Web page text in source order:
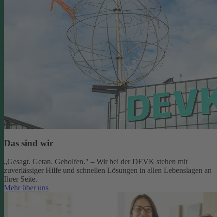
Das sind wir
„Gesagt. Getan. Geholfen." – Wir bei der DEVK stehen mit
zuverlässiger Hilfe und schnellen Lösungen in allen Lebenslagen an
Ihrer Seite.
Mehr über uns